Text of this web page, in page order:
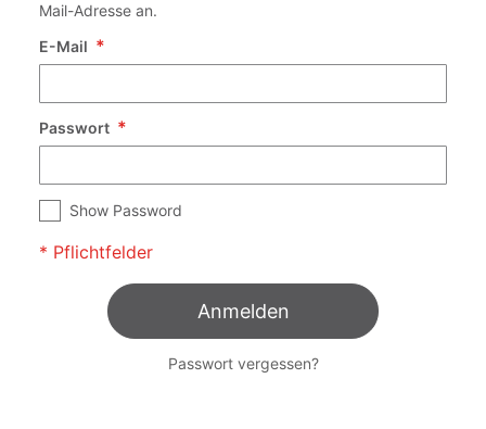
Mail-Adresse an.
E-Mail
Passwort
Show Password
Anmelden
Passwort vergessen?